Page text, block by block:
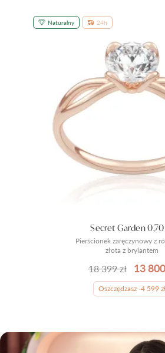
Naturalny 24h
Pierścionek zaręczynowy z
złota z brylantem
Secret Garden
18 399 zł 13
Oszczędzasz -4 599